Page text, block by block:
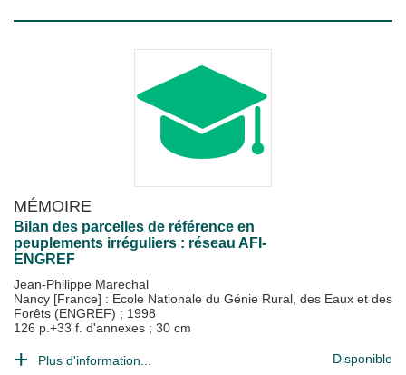
MÉMOIRE
Bilan des parcelles de référence en
peuplements irréguliers : réseau AFI-
ENGREF
Jean-Philippe Marechal
Nancy [France] : Ecole Nationale du Génie Rural, des Eaux et des
Forêts (ENGREF) ; 1998
126 p.+33 f. d'annexes ; 30 cm
Plus d'information... Disponible